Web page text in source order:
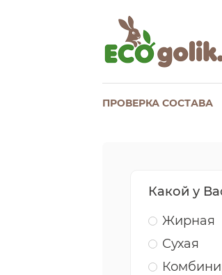
ПРОВЕРКА СОСТАВА
Какой у
Жирная
Сухая